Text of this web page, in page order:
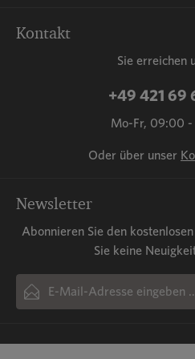
Kontakt
Sie erreichen
+49 421 69
Mo-Fr, 09:00 -
Oder über unser
Newsletter
Abonnieren Sie den
Sie keine
E-Mail-Adresse*